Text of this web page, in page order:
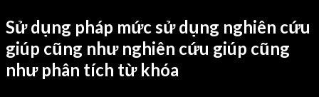
Sử dụng pháp mức sử dụng nghiên cứu
giúp cũng như nghiên cứu giúp cũng
như phân tích từ khóa